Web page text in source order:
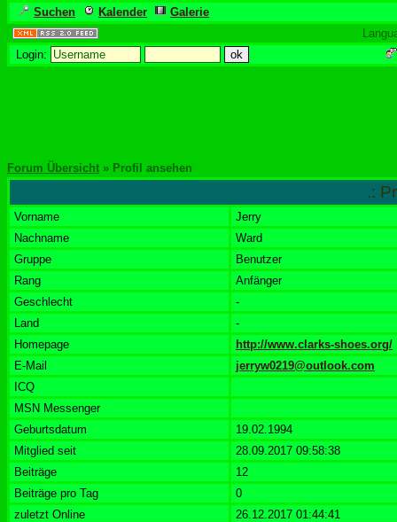
Suchen Kalender
Galerie
Login:
Forum Übersicht » Profil ansehen
.:
Vorname
Jerry
Nachname
Ward
Gruppe
Benutzer
Rang
Anfänger
Geschlecht
-
Land
-
Homepage
http://www.clarks-shoes.org/
E-Mail
jerryw0219@outlook.com
ICQ
MSN Messenger
Geburtsdatum
19.02.1994
Mitglied seit
28.09.2017 09:58:38
Beiträge
12
Beiträge pro Tag
0
zuletzt Online
26.12.2017 01:44:41